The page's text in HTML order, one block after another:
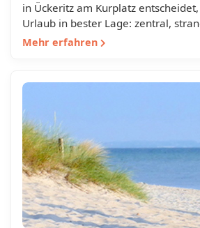
in Ückeritz am Kurplatz
Urlaub in bester Lage: zentral,
Mehr erfahren